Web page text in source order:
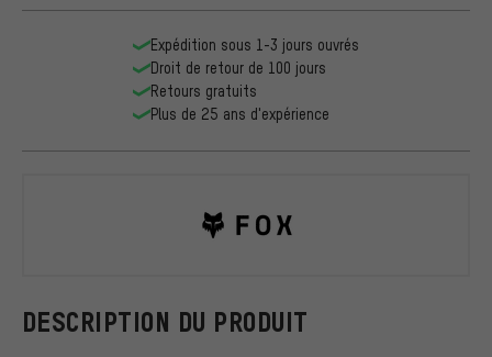
DESCRIPTION DU PRODUIT
Expédition sous 1-3 jours ouvrés
Droit de retour de 100 jours
Retours gratuits
Plus de 25 ans d'expérience